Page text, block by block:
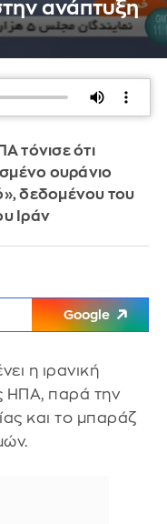
ανάπτυξη
τόνισε ότι
ουράνιο
δεδομένου του
Ιράν
Google
η ιρανική
ΗΠΑ, παρά την
και το μπαράζ